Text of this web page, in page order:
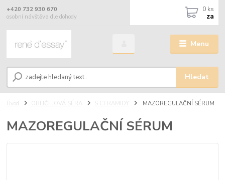
Menu
Hledat
+420 732 930 670
osobní návštěva dle dohody
0 ks
za
Úvod OBLIČEJOVÁ SÉRA S CERAMIDY MAZOREGULAČNÍ SÉRUM
MAZOREGULAČNÍ SÉRUM